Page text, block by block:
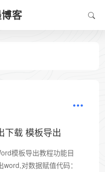
客
下载 模板导出
模板导出教程功能目
对数据赋值代码：